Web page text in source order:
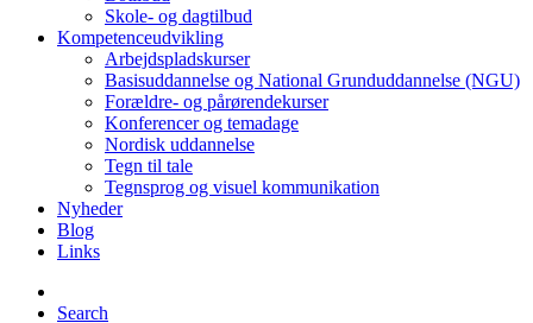
Skole- og dagtilbud
Kompetenceudvikling
Arbejdspladskurser
Basisuddannelse og National Grunduddannelse (NGU)
Forældre- og pårørendekurser
Konferencer og temadage
Nordisk uddannelse
Tegn til tale
Tegnsprog og visuel kommunikation
Nyheder
Blog
Links
Search